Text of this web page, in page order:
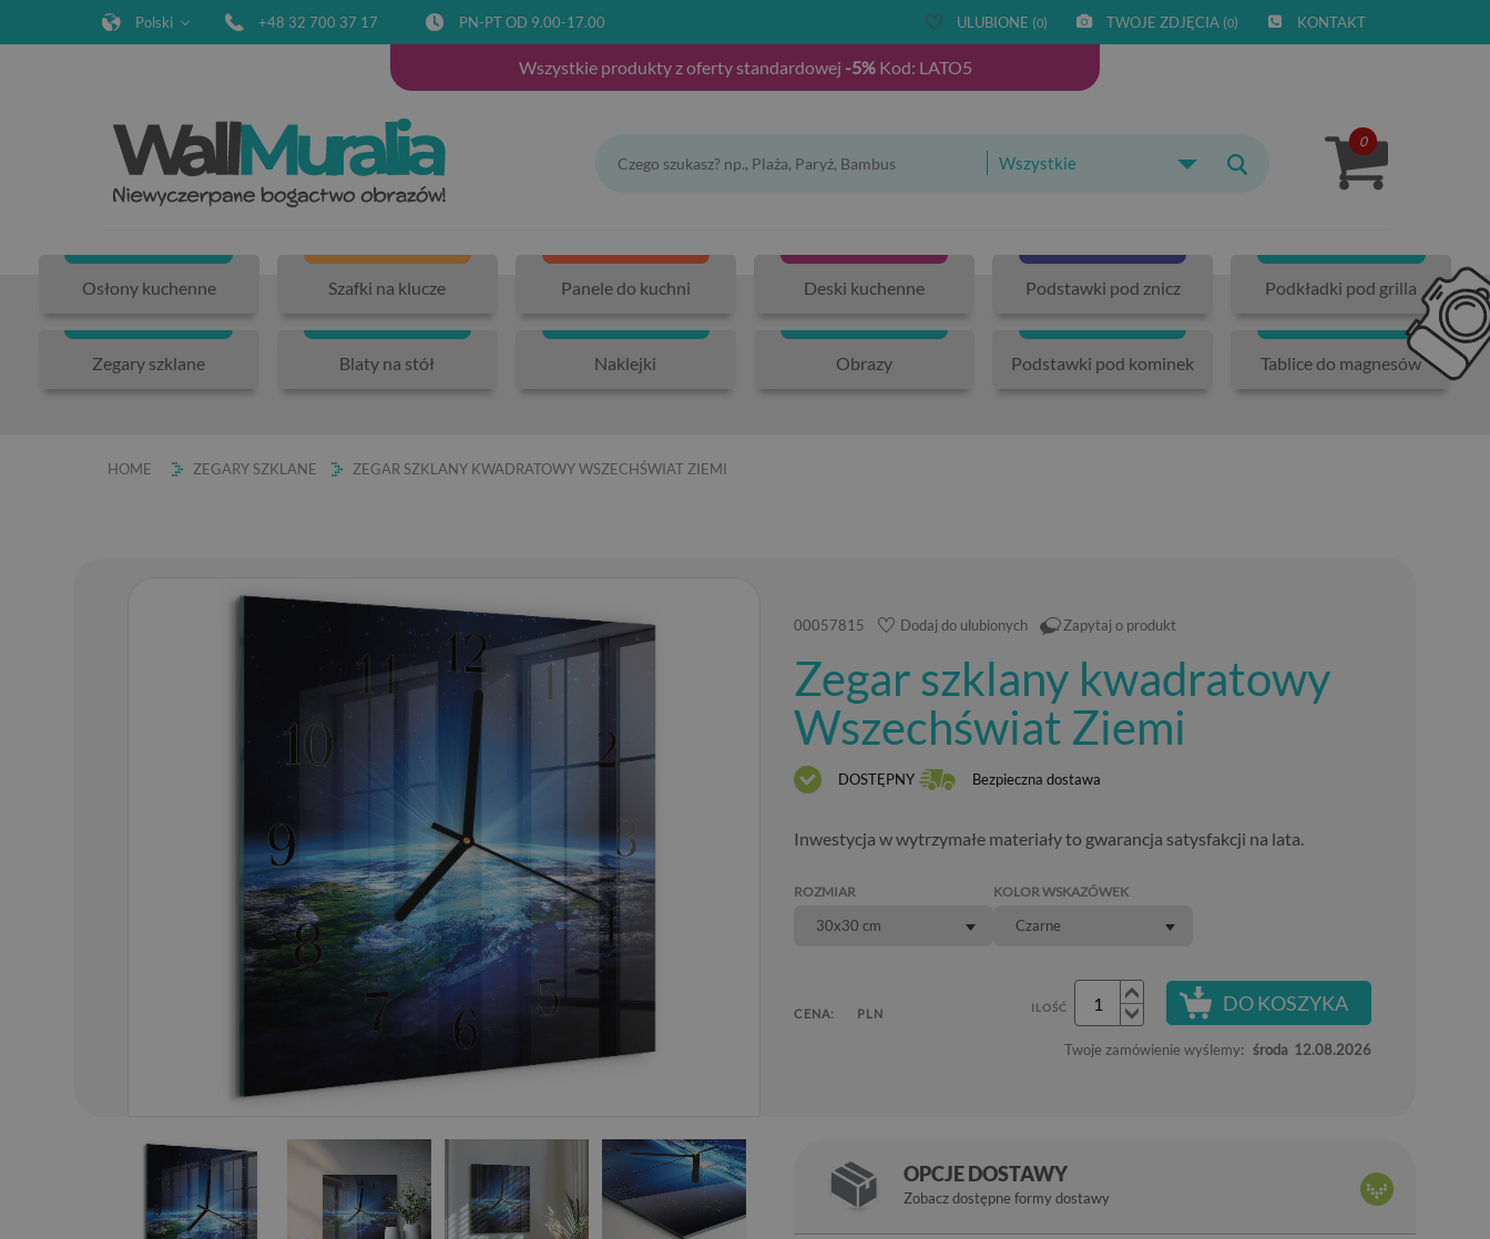
Polski +48 32 700 37 17 PN-PT OD 9.00-17.00 ULUBIONE (0) TWOJE ZDJĘCIA (0) KONTAKT
Wszystkie produkty z oferty standardowej -5%Kod: LATO5
Wszystkie
0
Osłony kuchenne Szafki na klucze Panele do kuchni Deski kuchenne Podstawki pod znicz Podkładki pod grilla
Zegary szklane Blaty na stół Naklejki Obrazy Podstawki pod kominek Tablice do magnesów
HOME ZEGARY SZKLANE ZEGAR SZKLANY KWADRATOWY WSZECHŚWIAT ZIEMI
01 / 76
00057815 Dodaj do ulubionych Zapytaj o produkt
Zegar szklany kwadratowy
Wszechświat Ziemi
DOSTĘPNY Bezpieczna dostawa
Inwestycja w wytrzymałe materiały to gwarancja satysfakcji na lata.
ROZMIAR
30x30 cm
KOLOR WSKAZÓWEK
Czarne
CENA: PLN ILOŚĆ DO KOSZYKA
Twoje zamówienie wyślemy: środa 12.08.2026
OPCJE DOSTAWY
Zobacz dostępne formy dostawy